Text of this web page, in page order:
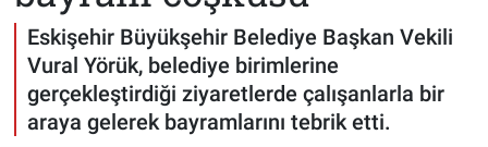
Eskişehir Büyükşehir Belediye Başkan Vekili
Vural Yörük, belediye birimlerine
gerçekleştirdiği ziyaretlerde çalışanlarla bir
araya gelerek bayramlarını tebrik etti.
MAGAZİN
KADIN
Süper Lig Puan Durumu ve Fikstür
Tüm Manşetler